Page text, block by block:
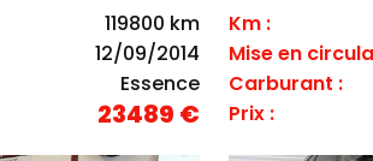
119800 km
12/09/2014
Essence
23489 €
Km :
Mise en
Carburant :
Prix :